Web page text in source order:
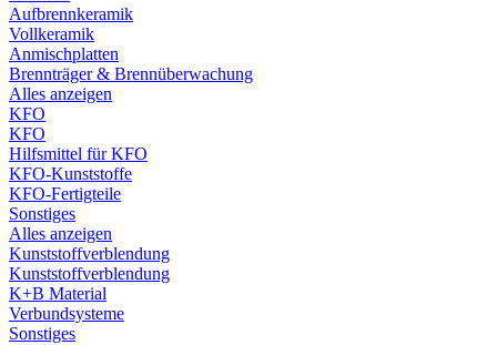
Aufbrennkeramik
Vollkeramik
Anmischplatten
Brennträger & Brennüberwachung
Alles anzeigen
KFO
KFO
Hilfsmittel für KFO
KFO-Kunststoffe
KFO-Fertigteile
Sonstiges
Alles anzeigen
Kunststoffverblendung
Kunststoffverblendung
K+B Material
Verbundsysteme
Sonstiges